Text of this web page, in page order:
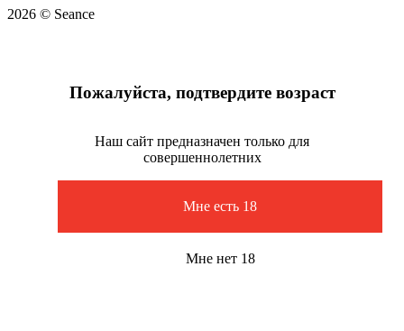
2026 © Seance
Пожалуйста, подтвердите возраст
Наш сайт предназначен только для
совершеннолетних
Мне есть 18
Мне нет 18